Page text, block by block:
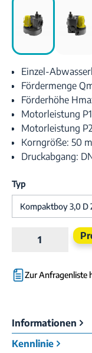
Einzel-
Fördermenge
Förderhöhe
Motorleistung
Motorleistung
Korngröße: 50
Druckabgang:
Typ
Produkt
Zur Anfragenliste
Informationen
Kennlinie